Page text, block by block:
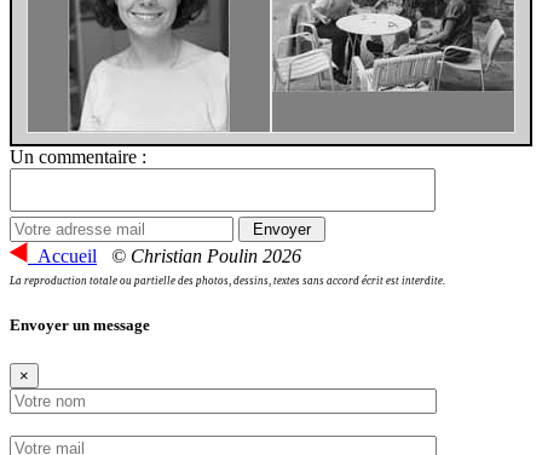
Un commentaire :
Accueil © Christian Poulin 2026
La reproduction totale ou partielle des photos, dessins, textes sans accord écrit est interdite.
Envoyer un message
×